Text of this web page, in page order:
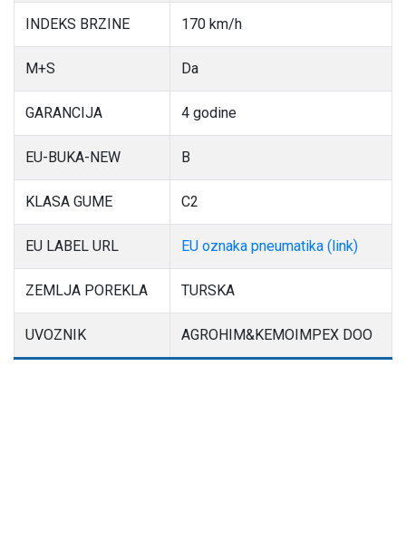
INDEKS BRZINE 170 km/h
M+S Da
GARANCIJA 4 godine
EU-BUKA-NEW B
KLASA GUME C2
EU LABEL URL EU oznaka pneumatika (link)
ZEMLJA POREKLA TURSKA
UVOZNIK AGROHIM&KEMOIMPEX DOO